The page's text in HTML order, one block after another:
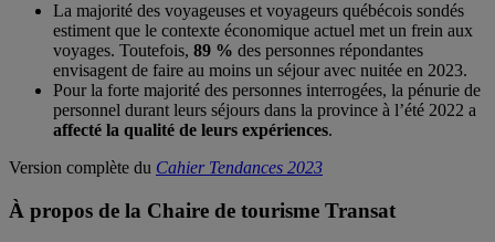
La majorité des voyageuses et voyageurs québécois sondés
estiment que le contexte économique actuel met un frein aux
voyages. Toutefois, 89 % des personnes répondantes
envisagent de faire au moins un séjour avec nuitée en 2023.
Pour la forte majorité des personnes interrogées, la pénurie de
personnel durant leurs séjours dans la province à l’été 2022 a
affecté la qualité de leurs expériences.
Version complète du Cahier Tendances 2023
À propos de la Chaire de tourisme Transat